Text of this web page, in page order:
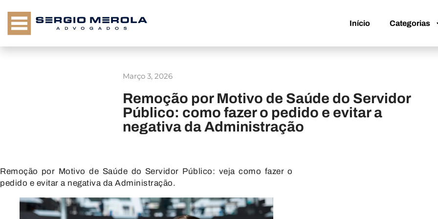
Início Categorias
Início Categorias
Março 3, 2026
Remoção por Motivo de Saúde do Servidor
Público: como fazer o pedido e evitar a
negativa da Administração
Remoção por Motivo de Saúde do Servidor Público: veja como fazer o
pedido e evitar a negativa da Administração.